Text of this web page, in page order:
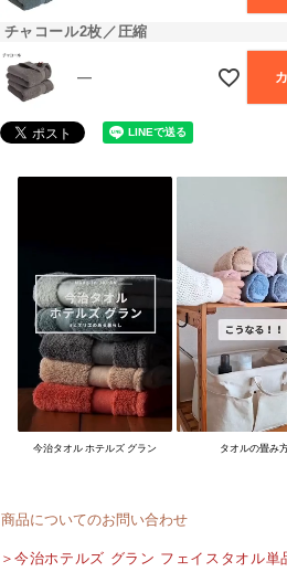
チャコール2枚／圧縮
―
今治タオル ホテルズ グラン タオルの畳み
商品についてのお問い合わせ
＞今治ホテルズ グラン フェイスタオル単